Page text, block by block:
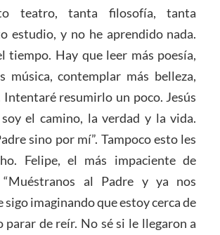
teatro, tanta filosofía, tanta
estudio, y no he aprendido nada.
tiempo. Hay que leer más poesía,
música, contemplar más belleza,
Intentaré resumirlo un poco. Jesús
el camino, la verdad y la vida.
sino por mí”. Tampoco esto les
Felipe, el más impaciente de
al Padre y ya nos
sigo imaginando que estoy cerca de
parar de reír. No sé si le llegaron a